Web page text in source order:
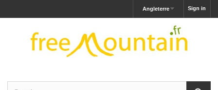
Sign in
Angleterre